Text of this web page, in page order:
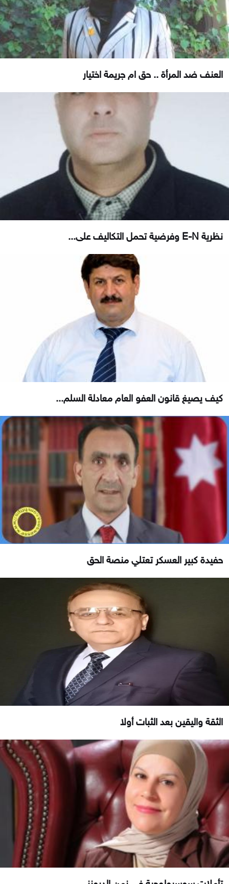
العنف ضد المرأة .. حق ام جريمة اختيار
نظرية E-N وفرضية تحمل التكاليف على...
كيف يصيغ قانون العفو العام معادلة السلم...
حفيدة كبير العسكر تعتلي منصة الحق
الثقة واليقين بعد الثبات أولا